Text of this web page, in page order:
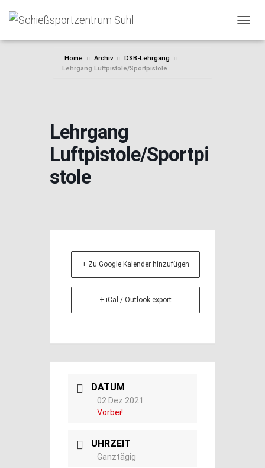
Home Archiv
DSB-Lehrgang
Lehrgang Luftpistole/Sportpistole
Lehrgang
Luftpistole/Sportpi
stole
+ Zu Google Kalender hinzufügen
+ iCal / Outlook export
DATUM
02 Dez 2021
Vorbei!
UHRZEIT
Ganztägig